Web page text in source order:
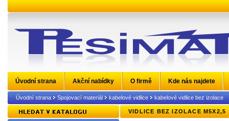
Úvodní strana Akční nabídky O firmě Kde nás najdete
Úvodní strana Spojovací materiál kabelové vidlice kabelové vidlice bez izolace
VIDLICE BEZ IZOLACE M5X2,5